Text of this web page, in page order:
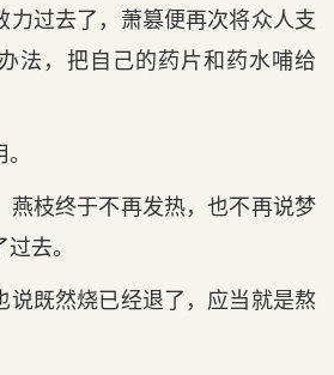
力过去了，萧篡便再次将众人支
法，把自己的药片和药水哺给
燕枝终于不再发热，也不再说梦
去。
说既然烧已经退了，应当就是熬